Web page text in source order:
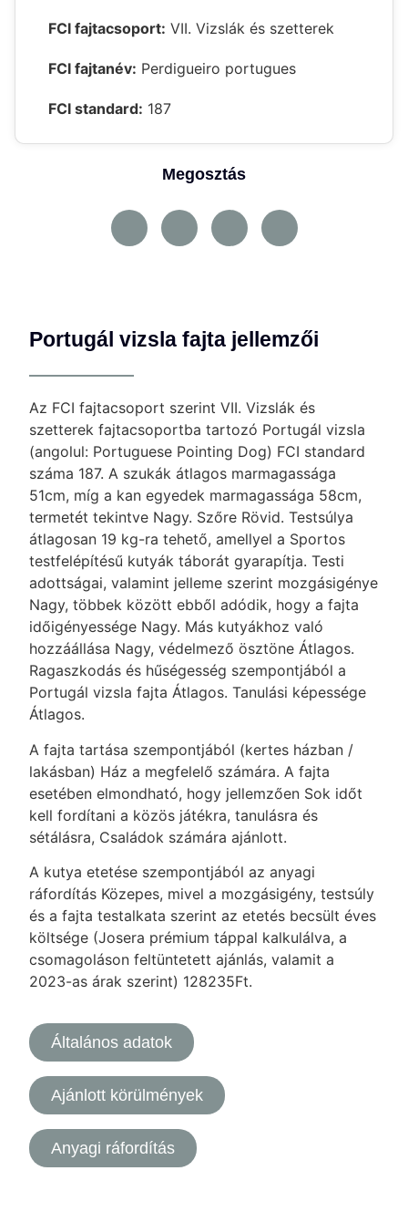
FCI fajtacsoport: VII. Vizslák és szetterek
FCI fajtanév: Perdigueiro portugues
FCI standard: 187
Megosztás
Portugál vizsla fajta jellemzői
Az FCI fajtacsoport szerint VII. Vizslák és
szetterek fajtacsoportba tartozó Portugál vizsla
(angolul: Portuguese Pointing Dog) FCI standard
száma 187. A szukák átlagos marmagassága
51cm, míg a kan egyedek marmagassága 58cm,
termetét tekintve Nagy. Szőre Rövid. Testsúlya
átlagosan 19 kg-ra tehető, amellyel a Sportos
testfelépítésű kutyák táborát gyarapítja. Testi
adottságai, valamint jelleme szerint mozgásigénye
Nagy, többek között ebből adódik, hogy a fajta
időigényessége Nagy. Más kutyákhoz való
hozzáállása Nagy, védelmező ösztöne Átlagos.
Ragaszkodás és hűségesség szempontjából a
Portugál vizsla fajta Átlagos. Tanulási képessége
Átlagos.
A fajta tartása szempontjából (kertes házban /
lakásban) Ház a megfelelő számára. A fajta
esetében elmondható, hogy jellemzően Sok időt
kell fordítani a közös játékra, tanulásra és
sétálásra, Családok számára ajánlott.
A kutya etetése szempontjából az anyagi
ráfordítás Közepes, mivel a mozgásigény, testsúly
és a fajta testalkata szerint az etetés becsült éves
költsége (Josera prémium táppal kalkulálva, a
csomagoláson feltüntetett ajánlás, valamit a
2023-as árak szerint) 128235Ft.
Általános adatok
Ajánlott körülmények
Anyagi ráfordítás